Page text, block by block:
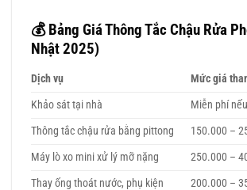
💰Bảng Giá Thông Tắc Chậu Rửa
Nhật 2025)
Dịch vụ
Mức giá
Khảo sát tại nhà
Miễn phí
Thông tắc chậu rửa bằng pittong
150.000 –
Máy lò xo mini xử lý mỡ nặng
250.000 –
Thay ống thoát nước, phụ kiện
200.000 –